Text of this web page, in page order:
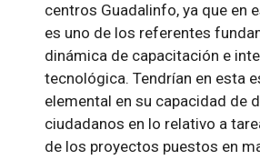
centros Guadalinfo, ya que en
es uno de los referentes
dinámica de capacitación e
tecnológica. Tendrían en esta
elemental en su capacidad de
ciudadanos en lo relativo a
de los proyectos puestos en